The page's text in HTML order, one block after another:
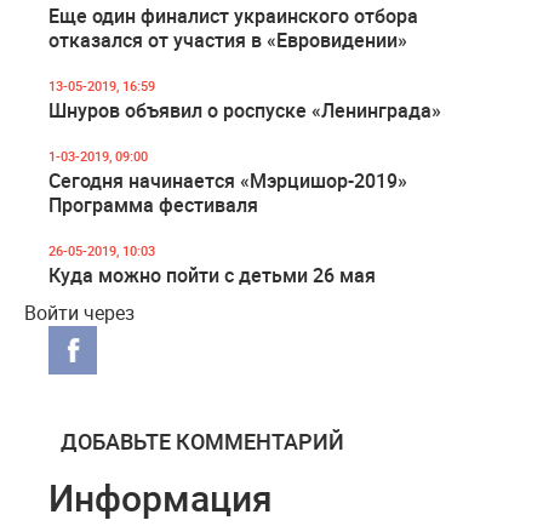
Еще один финалист украинского отбора
отказался от участия в «Евровидении»
13-05-2019, 16:59
Шнуров объявил о роспуске «Ленинграда»
1-03-2019, 09:00
Сегодня начинается «Мэрцишор-2019»
Программа фестиваля
26-05-2019, 10:03
Куда можно пойти с детьми 26 мая
Войти через
ДОБАВЬТЕ КОММЕНТАРИЙ
Информация